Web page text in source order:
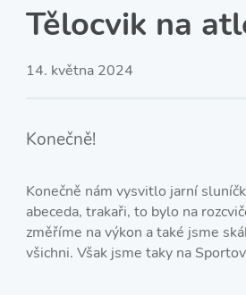
Tělocvik na
14. května 2024
Konečně!
Konečně nám vysvitlo jarní
abeceda, trakaři, to bylo na
změříme na výkon a také jsme
všichni. Však jsme taky na